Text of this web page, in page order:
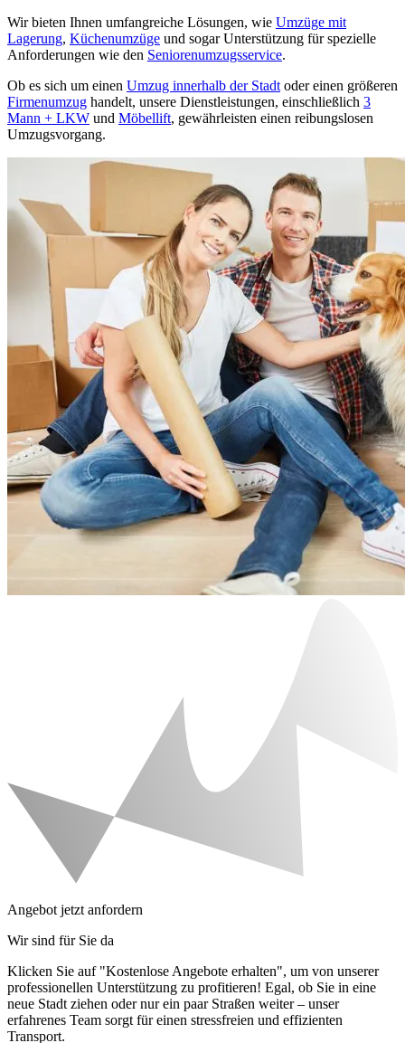
Wir bieten Ihnen umfangreiche Lösungen, wie Umzüge mit
Lagerung, Küchenumzüge und sogar Unterstützung für spezielle
Anforderungen wie den Seniorenumzugsservice.
Ob es sich um einen Umzug innerhalb der Stadt oder einen größeren
Firmenumzug handelt, unsere Dienstleistungen, einschließlich 3
Mann + LKW und Möbellift, gewährleisten einen reibungslosen
Umzugsvorgang.
Angebot jetzt anfordern
Wir sind für Sie da
Klicken Sie auf "Kostenlose Angebote erhalten", um von unserer
professionellen Unterstützung zu profitieren! Egal, ob Sie in eine
neue Stadt ziehen oder nur ein paar Straßen weiter – unser
erfahrenes Team sorgt für einen stressfreien und effizienten
Transport.